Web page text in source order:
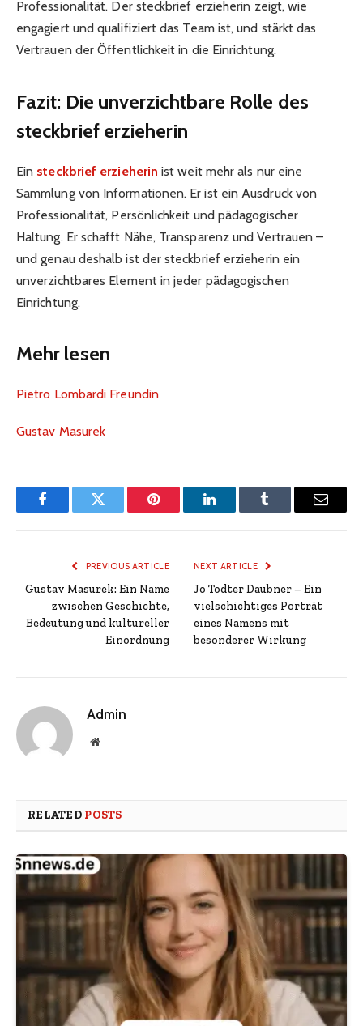
Professionalität. Der steckbrief erzieherin zeigt, wie
engagiert und qualifiziert das Team ist, und stärkt das
Vertrauen der Öffentlichkeit in die Einrichtung.
Fazit: Die unverzichtbare Rolle des
steckbrief erzieherin
Ein steckbrief erzieherin ist weit mehr als nur eine
Sammlung von Informationen. Er ist ein Ausdruck von
Professionalität, Persönlichkeit und pädagogischer
Haltung. Er schafft Nähe, Transparenz und Vertrauen –
und genau deshalb ist der steckbrief erzieherin ein
unverzichtbares Element in jeder pädagogischen
Einrichtung.
Mehr lesen
Pietro Lombardi Freundin
Gustav Masurek
FacebookTwitter Pinterest LinkedInTumblr Email
PREVIOUS ARTICLE
Gustav Masurek: Ein Name
zwischen Geschichte,
Bedeutung und kultureller
Einordnung
NEXT ARTICLE
Jo Todter Daubner – Ein
vielschichtiges Porträt
eines Namens mit
besonderer Wirkung
Admin
Website
RELATED POSTS